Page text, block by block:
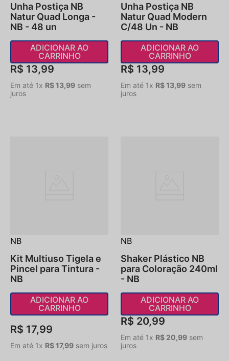
Unha Postiça NB
Natur Quad Longa -
NB - 48 un
ADICIONAR AO
CARRINHO
R$ 13,99
Em até 1x R$13,99 sem
juros
Unha Postiça NB
Natur Quad Modern
C/48 Un - NB
ADICIONAR AO
CARRINHO
R$ 13,99
Em até 1x R$13,99 sem
juros
NB
Kit Multiuso Tigela e
Pincel para Tintura -
NB
ADICIONAR AO
CARRINHO
R$ 17,99
Em até 1x R$17,99 sem juros
NB
Shaker Plástico NB
para Coloração 240ml
- NB
ADICIONAR AO
CARRINHO
R$ 20,99
Em até 1x R$ 20,99 sem
juros